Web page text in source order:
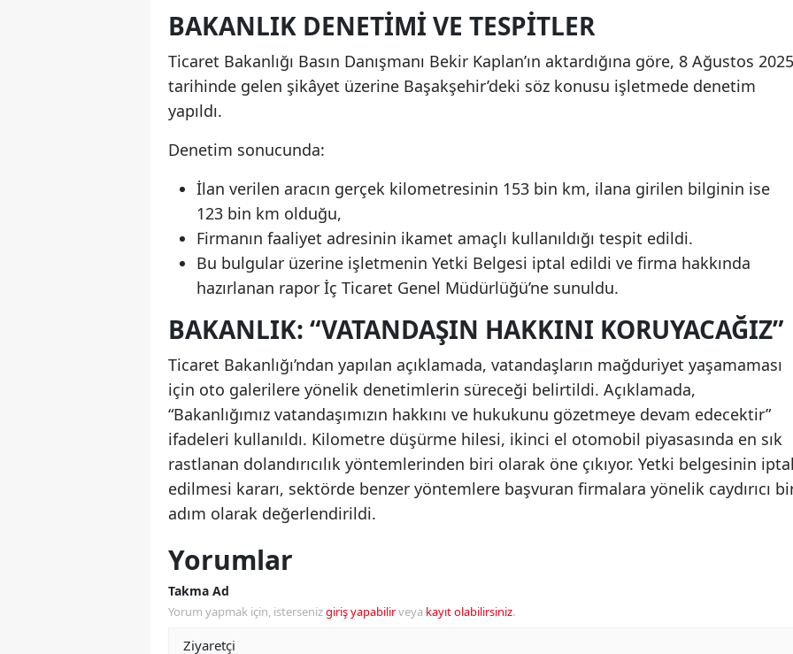
BAKANLIK DENETIMI VE TESPITLER
Ticaret Bakanlığı Basın Danışmanı Bekir Kaplan’ın aktardığına göre, 8 Ağustos 2025
tarihinde gelen şikâyet üzerine Başakşehir’deki söz konusu işletmede denetim
yapıldı.
Denetim sonucunda:
İlan verilen aracın gerçek kilometresinin 153 bin km, ilana girilen bilginin ise
123 bin km olduğu,
Firmanın faaliyet adresinin ikamet amaçlı kullanıldığı tespit edildi.
Bu bulgular üzerine işletmenin Yetki Belgesi iptal edildi ve firma hakkında
hazırlanan rapor İç Ticaret Genel Müdürlüğü’ne sunuldu.
BAKANLIK: “VATANDAŞIN HAKKINI KORUYACAĞIZ”
Ticaret Bakanlığı’ndan yapılan açıklamada, vatandaşların mağduriyet yaşamaması
için oto galerilere yönelik denetimlerin süreceği belirtildi. Açıklamada,
“Bakanlığımız vatandaşımızın hakkını ve hukukunu gözetmeye devam edecektir”
ifadeleri kullanıldı. Kilometre düşürme hilesi, ikinci el otomobil piyasasında en sık
rastlanan dolandırıcılık yöntemlerinden biri olarak öne çıkıyor. Yetki belgesinin
edilmesi kararı, sektörde benzer yöntemlere başvuran firmalara yönelik caydırıcı
adım olarak değerlendirildi.
Yorumlar
Takma Ad
Yorum yapmak için, istersenizgiriş yapabilirveya kayıt olabilirsiniz.